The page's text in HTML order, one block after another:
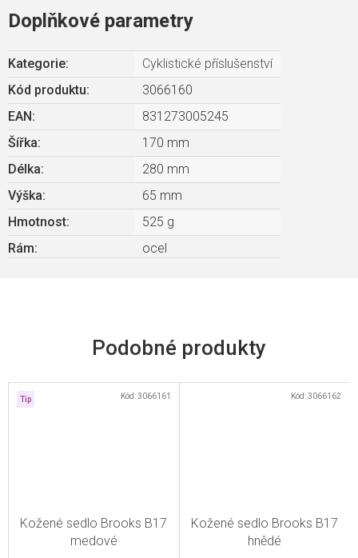
Doplňkové parametry
Kategorie:
Cyklistické příslušenství
Kód produktu:
3066160
EAN:
831273005245
Šířka:
170 mm
Délka:
280 mm
Výška:
65 mm
Hmotnost:
525 g
Rám: ocel
Tip
Kožené sedlo Brooks B17
medové
Kód:3066161
Kožené sedlo Brooks B17
hnědé
Kód:3066162